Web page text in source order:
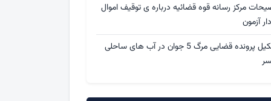
مرکز رسانه قوه قضائیه درباره ی توقیف اموال
آزمون
تشکیل پرونده قضایی مرگ 5 جوان در آب های ساحلی